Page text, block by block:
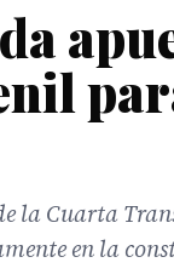
la Cuarta
en la